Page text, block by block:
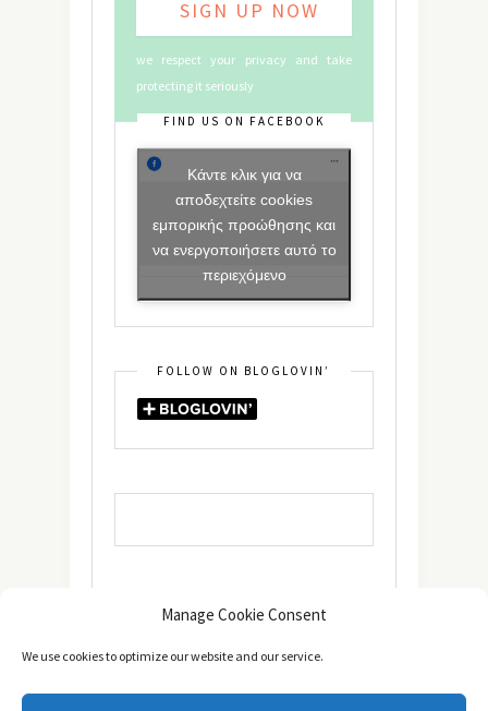
Manage Cookie Consent
We use cookies to optimize our website and our service.
we respect your privacy and take
protecting it seriously
FIND US ON FACEBOOK
Κάντε κλικ για να
αποδεχτείτε cookies
εμπορικής προώθησης και
να ενεργοποιήσετε αυτό το
περιεχόμενο
FOLLOW ON BLOGLOVIN’